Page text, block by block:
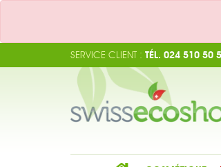
SERVICE CLIENT : TÉL. 024 510 50